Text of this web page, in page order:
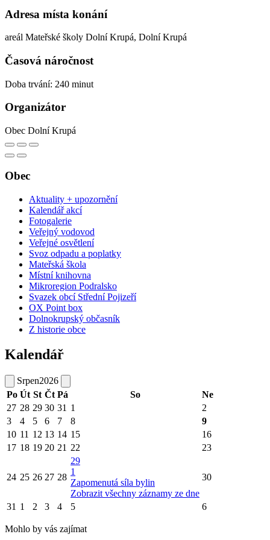
Adresa místa konání
areál Mateřské školy Dolní Krupá, Dolní Krupá
Časová náročnost
Doba trvání: 240 minut
Organizátor
Obec Dolní Krupá
Obec
Aktuality + upozornění
Kalendář akcí
Fotogalerie
Veřejný vodovod
Veřejné osvětlení
Svoz odpadu a poplatky
Mateřská škola
Místní knihovna
Mikroregion Podralsko
Svazek obcí Střední Pojizeří
OX Point box
Dolnokrupský občasník
Z historie obce
Kalendář
Srpen2026
Po Út St Čt Pá So
Ne
27 28 29 30 31 1
2
3
4 5 6 7 8
9
10 11 12 13 14 15
16
17 18 19 20 21 22 23
24 25 26 27 28
29
1
Zapomenutá síla bylin
Zobrazit všechny záznamy ze dne
30
31 1 2 3 4 5 6
Mohlo by vás zajímat